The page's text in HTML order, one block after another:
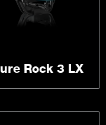
Rock 3 LX